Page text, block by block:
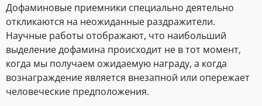
Дофаминовые приемники специально деятельно
откликаются на неожиданные раздражители.
Научные работы отображают, что наибольший
выделение дофамина происходит не в тот момент,
когда мы получаем ожидаемую награду, а когда
вознаграждение является внезапной или опережает
человеческие предположения.